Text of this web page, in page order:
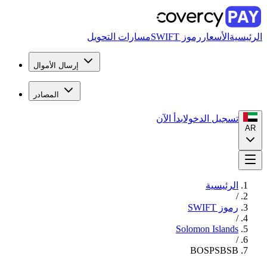
الرئيسية الأسعار رموز SWIFT مسارات التحويل
إرسال الأموال
المصادر
AR
تسجيل الدخولابدأ الآن
الرئيسية
/
رموز SWIFT
/
Solomon Islands
/
BOSPSBSB